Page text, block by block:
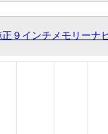
９インチメモリー